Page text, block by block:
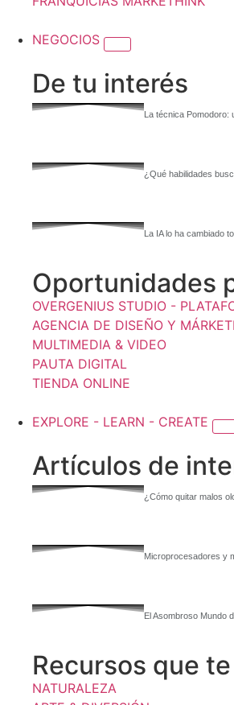
NEGOCIOS
De tu interés
La técnica Pomodoro:
¿Qué habilidades
La IA lo ha cambiado
Oportunidades
OVERGENIUS STUDIO -
AGENCIA DE DISEÑO Y
MULTIMEDIA & VIDEO
PAUTA DIGITAL
TIENDA ONLINE
EXPLORE - LEARN - CREATE
Artículos de
¿Cómo quitar malos
Microprocesadores y
El Asombroso Mundo
Recursos que
NATURALEZA